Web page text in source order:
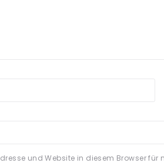
und Website in diesem Browser